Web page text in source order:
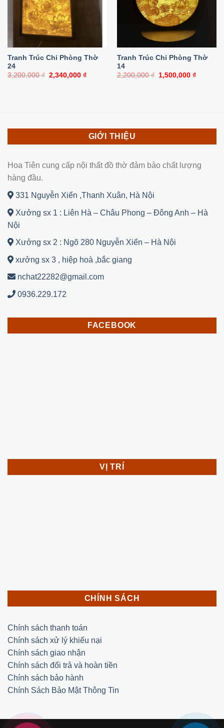
Tranh Trúc Chỉ Phòng Thờ
24
3,200,000₫ Giá
2,340,000 ₫Giá
Tranh Trúc Chỉ Phòng Thờ
14
2,200,000₫
Giá
1,500,000 ₫Giá
GIỚI THIỆU
Hoa Tiên cung cấp nội thất đồ thờ đảm bảo chất lượng
hàng đầu.
331 Nguyễn Xiển ,Thanh Xuân, Hà Nội
Xưởng sx 1 : Liên Hà – Châu Phong – Đông Anh – Hà
Nội
Xưởng sx 2 : Ngõ 280 Nguyễn Xiển – Hà Nội
xưởng sx 3 , hiệp hoà ,bắc giang
nchat22282@gmail.com
0936.229.172
FACEBOOK
VỊ TRÍ
CHÍNH SÁCH
Chính sách thanh toán
Chính sách xử lý khiếu nại
Chính sách giao nhận
Chính sách đổi trả và hoàn tiền
Chính sách bảo hành
Chính Sách Bảo Mật Thông Tin